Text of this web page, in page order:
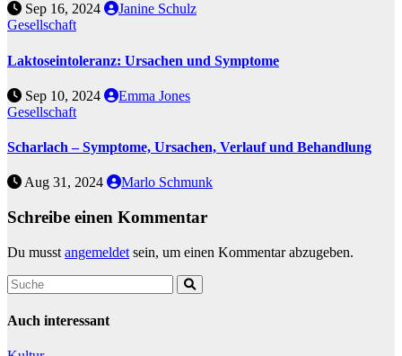
Sep 16, 2024
Janine Schulz
Gesellschaft
Laktoseintoleranz: Ursachen und Symptome
Sep 10, 2024
Emma Jones
Gesellschaft
Scharlach – Symptome, Ursachen, Verlauf und Behandlung
Aug 31, 2024 Marlo Schmunk
Schreibe einen Kommentar
Du musst angemeldet sein, um einen Kommentar abzugeben.
Auch interessant